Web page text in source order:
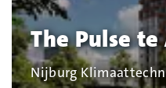
The Pulse
Bedrijf
Nijburg